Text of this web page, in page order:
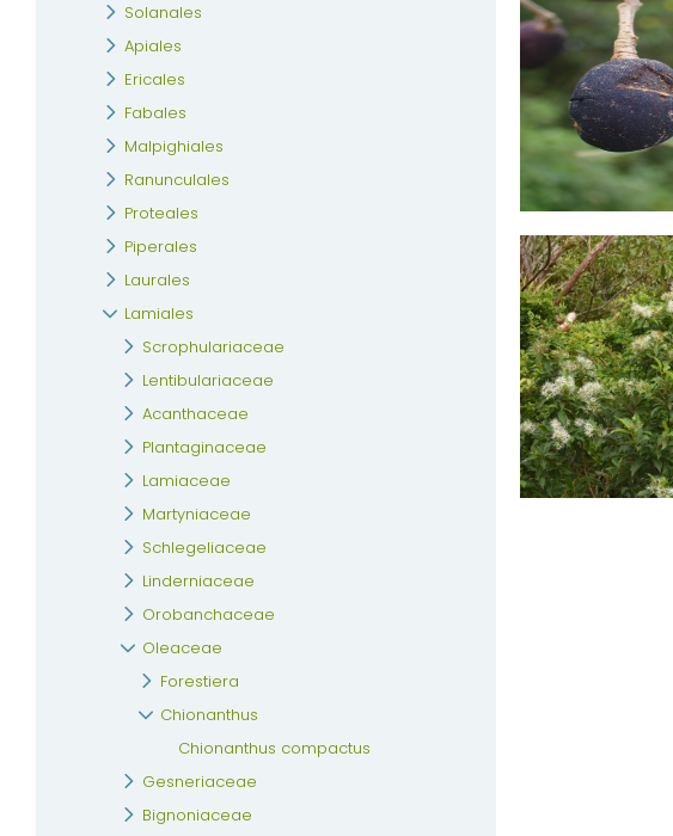
Solanales
Apiales
Ericales
Fabales
Malpighiales
Ranunculales
Proteales
Piperales
Laurales
Lamiales
Scrophulariaceae
Lentibulariaceae
Acanthaceae
Plantaginaceae
Lamiaceae
Martyniaceae
Schlegeliaceae
Linderniaceae
Orobanchaceae
Oleaceae
Forestiera
Chionanthus
Chionanthus compactus
Gesneriaceae
Bignoniaceae